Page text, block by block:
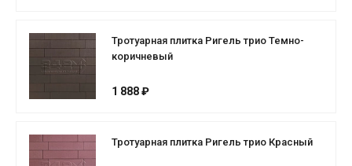
Тротуарная плитка Ригель трио Темно-
коричневый
1 888 ₽
Тротуарная плитка Ригель трио Красный